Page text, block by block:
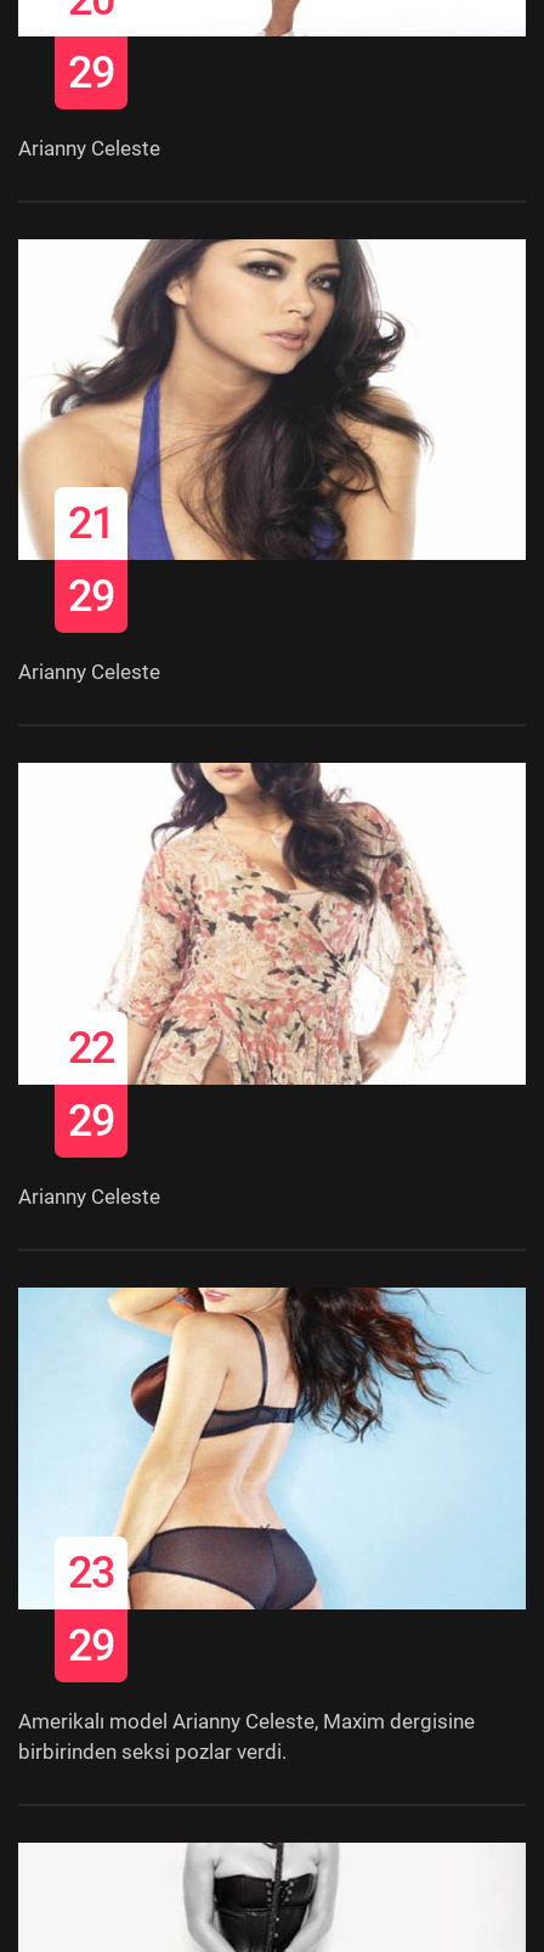
29
Arianny Celeste
21
29
Arianny Celeste
22
29
Arianny Celeste
23
29
Amerikalı model Arianny Celeste, Maxim dergisine
birbirinden seksi pozlar verdi.